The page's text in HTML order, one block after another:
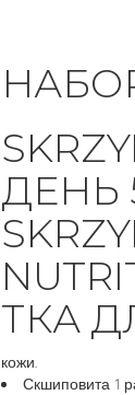
ДЕНЬ
ТКА
кожи.
Скшиповита 1